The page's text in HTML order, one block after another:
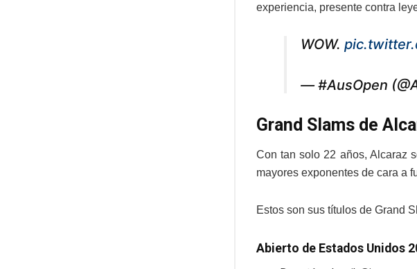
experiencia, presente contra
WOW.
— #AusOpen
Grand Slams de
Con tan solo 22 años, Alcaraz
mayores exponentes de cara a
Estos son sus títulos de Grand
Abierto de Estados Unidos